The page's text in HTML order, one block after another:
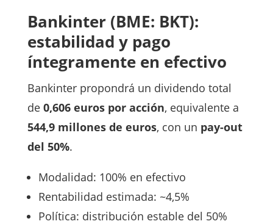
Bankinter (BME: BKT):
estabilidad y pago
íntegramente en efectivo
Bankinter propondrá un dividendo total
de 0,606 euros por acción, equivalente a
544,9 millones de euros, con un pay-out
del 50%.
Modalidad: 100% en efectivo
Rentabilidad estimada: ~4,5%
Política: distribución estable del 50%